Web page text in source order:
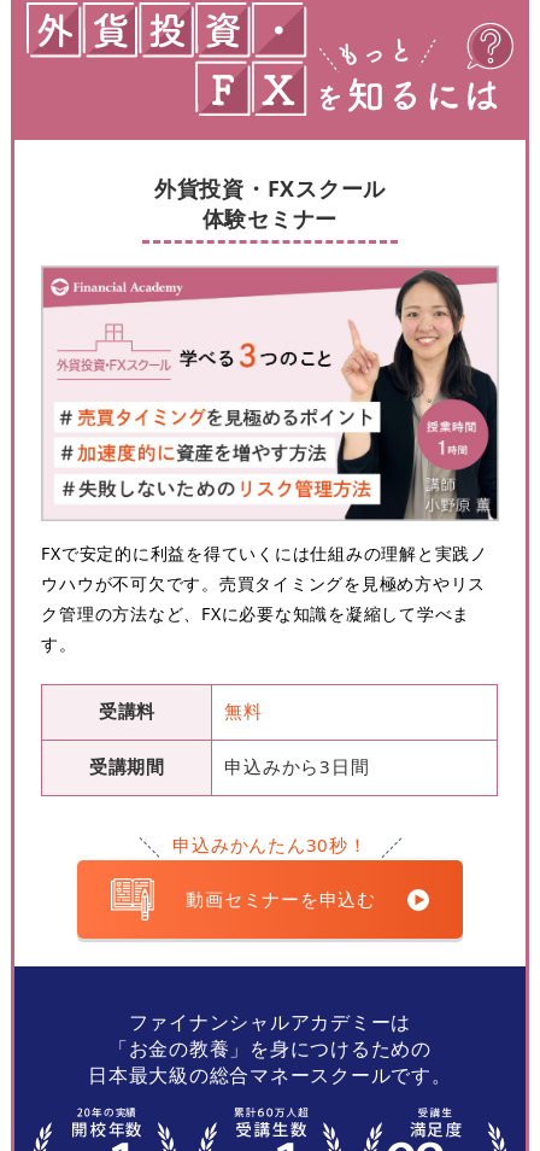
外貨投資・FXスクール
体験セミナー
FXで安定的に利益を得ていくには仕組みの理解と実践ノ
ウハウが不可欠です。売買タイミングを見極め方やリス
ク管理の方法など、FXに必要な知識を凝縮して学べま
す。
受講料 無料
受講期間 申込みから3日間
申込みかんたん30秒！
動画セミナーを申込む
ファイナンシャルアカデミーは
「お金の教養」を身につけるための
日本最大級の総合マネースクールです。